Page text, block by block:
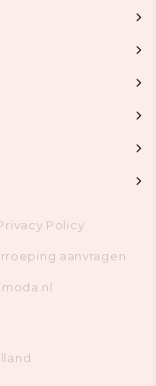
Policy
aanvragen